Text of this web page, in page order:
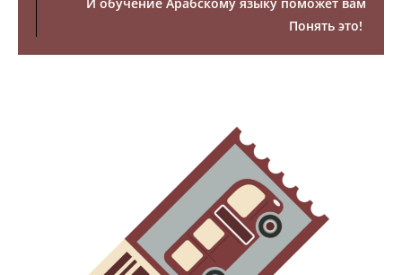
Понять это!